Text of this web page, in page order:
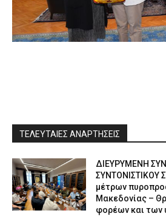
ΤΕΛΕΥΤΑΙΕΣ ΑΝΑΡΤΗΣΕΙΣ
ΔΙΕΥΡΥΜΕΝΗ
ΣΥΝΤΟΝΙΣΤΙΚΟΥ
μέτρων
Μακεδονίας –
φορέων και των